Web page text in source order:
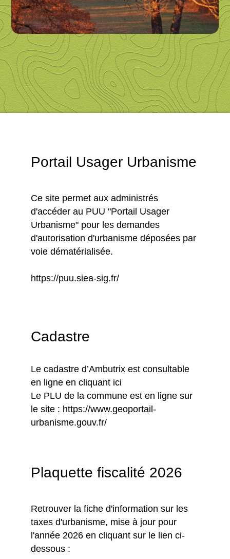
Portail Usager Urbanisme
Ce site permet aux administrés
d'accéder au PUU "Portail Usager
Urbanisme" pour les demandes
d'autorisation d'urbanisme déposées par
voie dématérialisée.
https://puu.siea-sig.fr/
Cadastre
Le cadastre d’Ambutrix est consultable
en ligne en cliquant ici
Le PLU de la commune est en ligne sur
le site : https://www.geoportail-
urbanisme.gouv.fr/
Plaquette fiscalité 2026
Retrouver la fiche d'information sur les
taxes d'urbanisme, mise à jour pour
l'année 2026 en cliquant sur le lien ci-
dessous :